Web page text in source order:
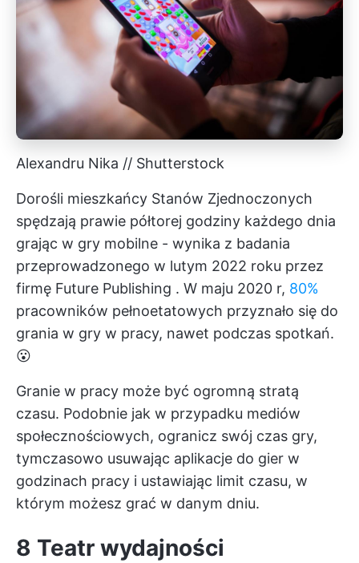
Alexandru Nika // Shutterstock
Dorośli mieszkańcy Stanów Zjednoczonych
spędzają prawie półtorej godziny każdego dnia
grając w gry mobilne - wynika z badania
przeprowadzonego w lutym 2022 roku przez
firmę Future Publishing . W maju 2020 r, 80%
pracowników pełnoetatowych przyznało się do
grania w gry w pracy, nawet podczas spotkań.
😮
Granie w pracy może być ogromną stratą
czasu. Podobnie jak w przypadku mediów
społecznościowych, ogranicz swój czas gry,
tymczasowo usuwając aplikacje do gier w
godzinach pracy i ustawiając limit czasu, w
którym możesz grać w danym dniu.
8 Teatr wydajności